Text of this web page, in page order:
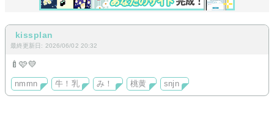
kissplan
最終更新日: 2026/06/02 20:32
🍼🩷💛
nmmn 牛！乳 み！ 桃黄 snjn